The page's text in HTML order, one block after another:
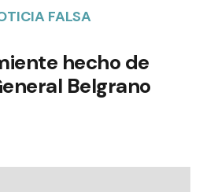
FALSA
hecho de